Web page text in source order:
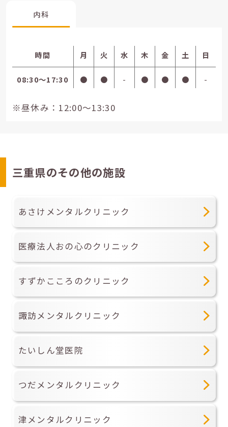
内科
時間 月 火 水 木 金 土 日
08:30〜17:30 ● ● - ● ● ● -
※昼休み：12:00～13:30
三重県のその他の施設
あさけメンタルクリニック
医療法人おの心のクリニック
すずかこころのクリニック
諏訪メンタルクリニック
たいしん堂医院
つだメンタルクリニック
津メンタルクリニック